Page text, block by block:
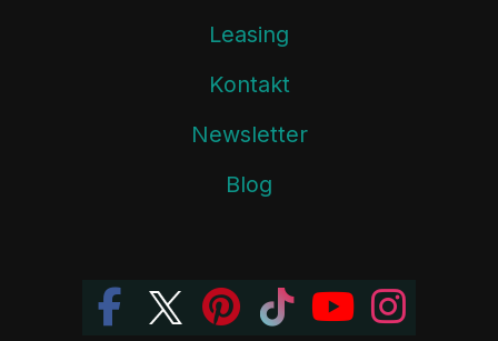
Leasing
Kontakt
Newsletter
Blog